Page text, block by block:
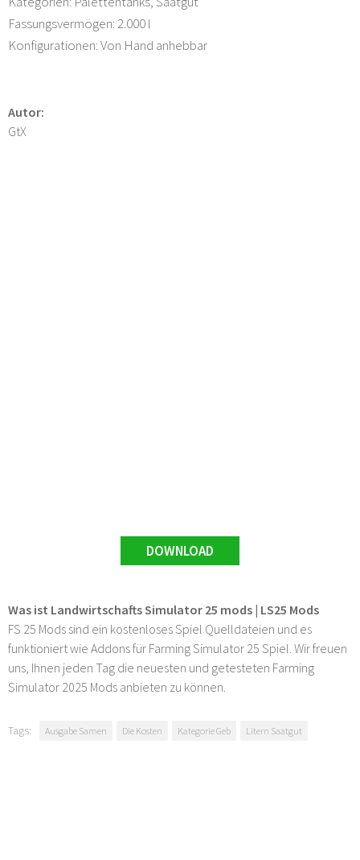
Fassungsvermögen: 2.000 l
Konfigurationen: Von Hand anhebbar
Autor:
GtX
DOWNLOAD
Was ist Landwirtschafts Simulator 25 mods | LS25 Mods
FS 25 Mods sind ein kostenloses Spiel Quelldateien und es
funktioniert wie Addons für Farming Simulator 25 Spiel. Wir freuen
uns, Ihnen jeden Tag die neuesten und getesteten Farming
Simulator 2025 Mods anbieten zu können.
Tags: Ausgabe Samen Die Kosten Kategorie Geb Litern Saatgut